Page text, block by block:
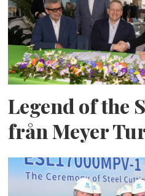
Legend of the
från Meyer